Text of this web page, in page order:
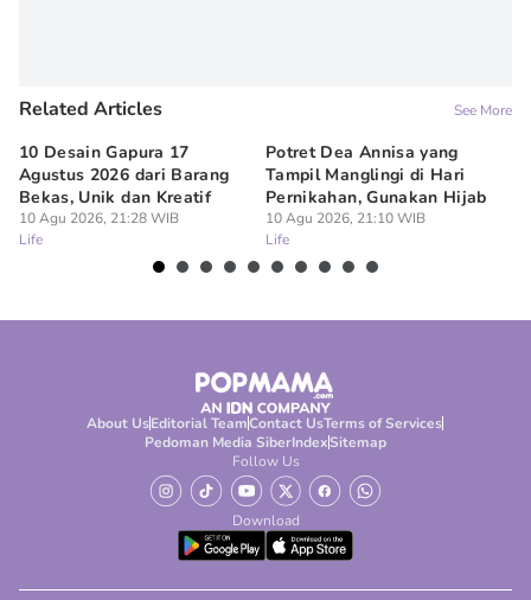
Related Articles See More
10 Desain Gapura 17
Agustus 2026 dari Barang
Bekas, Unik dan Kreatif
10 Agu 2026, 21:28 WIB
Life
Potret Dea Annisa yang
Tampil Manglingi di Hari
Pernikahan, Gunakan Hijab
10 Agu 2026, 21:10 WIB
Life
About UsEditorial TeamContact UsTerms of Services
Pedoman Media SiberIndexSitemap
Follow Us
Download